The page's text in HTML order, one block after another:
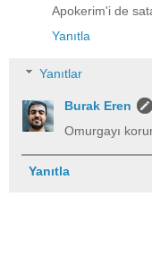
Apokerim'i de
Yanıtla
Yanıtlar
Burak Eren
Omurgayı
Yanıtla